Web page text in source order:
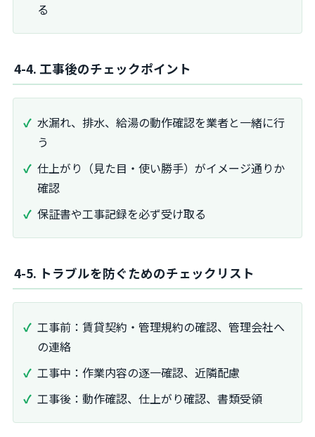
る
4-4. 工事後のチェックポイント
水漏れ、排水、給湯の動作確認を業者と一緒に行
う
仕上がり（見た目・使い勝手）がイメージ通りか
確認
保証書や工事記録を必ず受け取る
4-5. トラブルを防ぐためのチェックリスト
工事前：賃貸契約・管理規約の確認、管理会社へ
の連絡
工事中：作業内容の逐一確認、近隣配慮
工事後：動作確認、仕上がり確認、書類受領